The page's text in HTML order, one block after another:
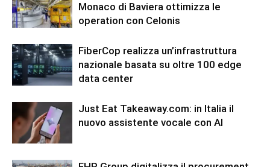
Monaco di Baviera ottimizza le
operation con Celonis
FiberCop realizza un’infrastruttura
nazionale basata su oltre 100 edge
data center
Just Eat Takeaway.com: in Italia il
nuovo assistente vocale con AI